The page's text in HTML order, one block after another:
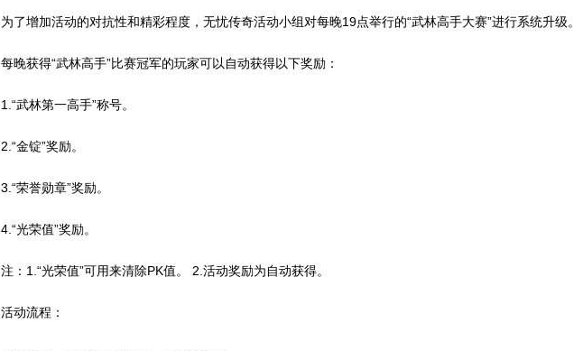
为了增加活动的对抗性和精彩程度，无忧传奇活动小组对每晚19点举行的“武林高手大赛”进行系统升级。
每晚获得“武林高手”比赛冠军的玩家可以自动获得以下奖励：
1.“武林第一高手”称号。
2.“金锭”奖励。
3.“荣誉勋章”奖励。
4.“光荣值”奖励。
注：1.“光荣值”可用来清除PK值。 2.活动奖励为自动获得。
活动流程：